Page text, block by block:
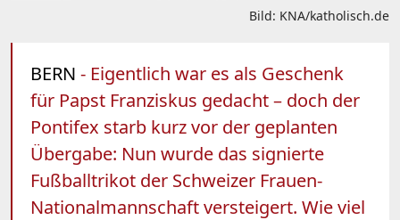
Bild: KNA/katholisch.de
BERN - Eigentlich war es als Geschenk
für Papst Franziskus gedacht – doch der
Pontifex starb kurz vor der geplanten
Übergabe: Nun wurde das signierte
Fußballtrikot der Schweizer Frauen-
Nationalmannschaft versteigert. Wie viel